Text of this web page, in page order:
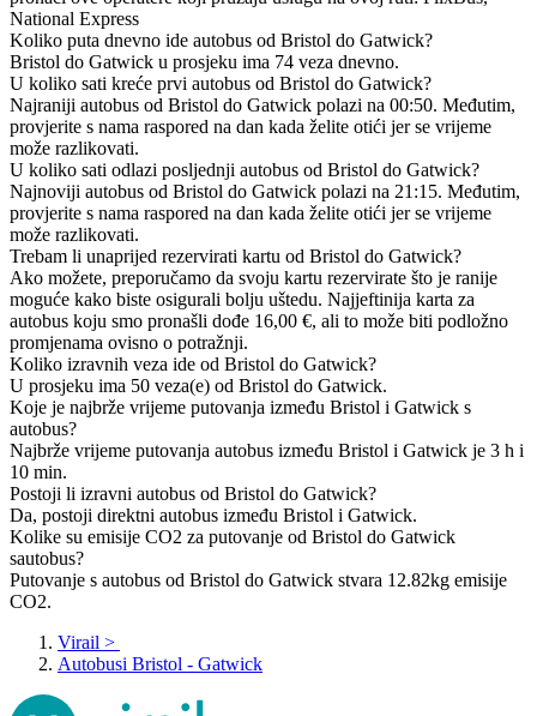
National Express
Koliko puta dnevno ide autobus od Bristol do Gatwick?
Bristol do Gatwick u prosjeku ima 74 veza dnevno.
U koliko sati kreće prvi autobus od Bristol do Gatwick?
Najraniji autobus od Bristol do Gatwick polazi na 00:50. Međutim,
provjerite s nama raspored na dan kada želite otići jer se vrijeme
može razlikovati.
U koliko sati odlazi posljednji autobus od Bristol do Gatwick?
Najnoviji autobus od Bristol do Gatwick polazi na 21:15. Međutim,
provjerite s nama raspored na dan kada želite otići jer se vrijeme
može razlikovati.
Trebam li unaprijed rezervirati kartu od Bristol do Gatwick?
Ako možete, preporučamo da svoju kartu rezervirate što je ranije
moguće kako biste osigurali bolju uštedu. Najjeftinija karta za
autobus koju smo pronašli dođe 16,00 €, ali to može biti podložno
promjenama ovisno o potražnji.
Koliko izravnih veza ide od Bristol do Gatwick?
U prosjeku ima 50 veza(e) od Bristol do Gatwick.
Koje je najbrže vrijeme putovanja između Bristol i Gatwick s
autobus?
Najbrže vrijeme putovanja autobus između Bristol i Gatwick je 3 h i
10 min.
Postoji li izravni autobus od Bristol do Gatwick?
Da, postoji direktni autobus između Bristol i Gatwick.
Kolike su emisije CO2 za putovanje od Bristol do Gatwick
sautobus?
Putovanje s autobus od Bristol do Gatwick stvara 12.82kg emisije
CO2.
Virail >
Autobusi Bristol - Gatwick